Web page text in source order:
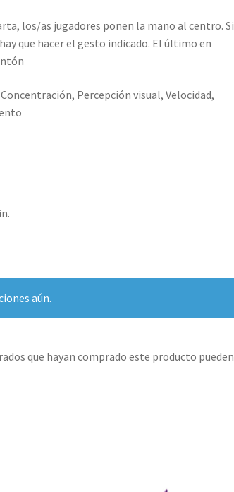
los/as jugadores ponen la mano al centro. Si
que hacer el gesto indicado. El último en
Percepción visual, Velocidad,
aún.
que hayan comprado este producto pueden